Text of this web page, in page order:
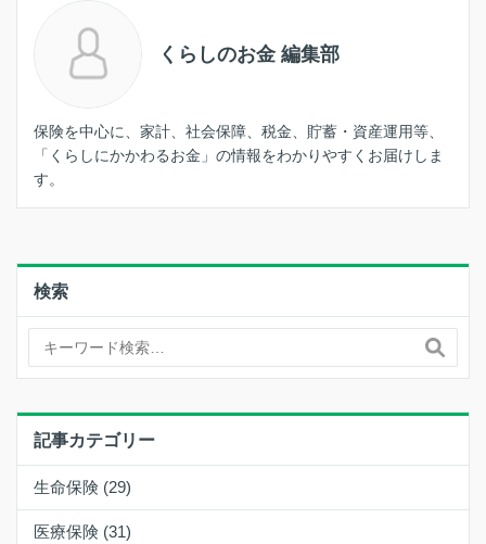
くらしのお金 編集部
保険を中心に、家計、社会保障、税金、貯蓄・資産運用等、
「くらしにかかわるお金」の情報をわかりやすくお届けしま
す。
検索
記事カテゴリー
生命保険 (29)
医療保険 (31)